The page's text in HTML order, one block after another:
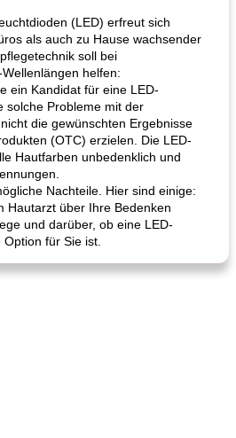
(LED) erfreut sich
als auch zu Hause wachsender
soll bei
helfen:
ein Kandidat für eine LED-
solche Probleme mit der
die gewünschten Ergebnisse
(OTC) erzielen. Die LED-
Hautfarben unbedenklich und
Nachteile. Hier sind einige:
Hautarzt über Ihre Bedenken
und darüber, ob eine LED-
für Sie ist.